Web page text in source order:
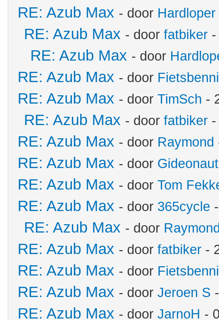
RE: Azub Max - door Hardloper
RE: Azub Max - door fatbiker
RE: Azub Max - door
RE: Azub Max - door
RE: Azub Max - door TimSch -
RE: Azub Max - door fatbiker
RE: Azub Max - door Raymond
RE: Azub Max - door Gideonaut
RE: Azub Max - door Tom
RE: Azub Max - door 365cycle
RE: Azub Max - door
RE: Azub Max - door fatbiker -
RE: Azub Max - door
RE: Azub Max - door Jeroen S
RE: Azub Max - door JarnoH -